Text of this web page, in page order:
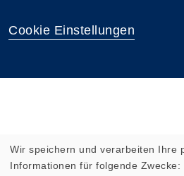
Cookie Einstellungen
Wir speichern und verarbeiten Ihre
Informationen für folgende Zwecke: